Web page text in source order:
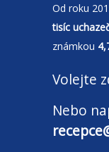
Od roku
tisíc
známkou
Volejte
Nebo